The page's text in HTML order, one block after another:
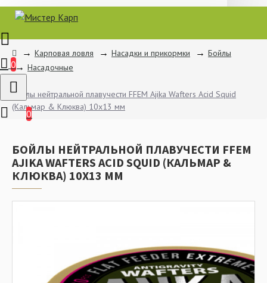
0
0
Карповая ловля Насадки и прикормки
Бойлы
Насадочные
Бойлы нейтральной плавучести FFEM Ajika Wafters Acid Squid
(Кальмар & Клюква) 10x13 мм
БОЙЛЫ НЕЙТРАЛЬНОЙ ПЛАВУЧЕСТИ FFEM
AJIKA WAFTERS ACID SQUID (КАЛЬМАР &
КЛЮКВА) 10X13 ММ